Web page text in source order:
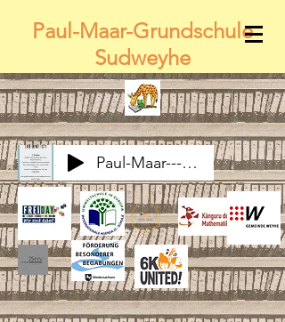
Paul-Maar-Grundschule
Sudweyhe
Paul-Maar---Wir-alle-gemeinsam